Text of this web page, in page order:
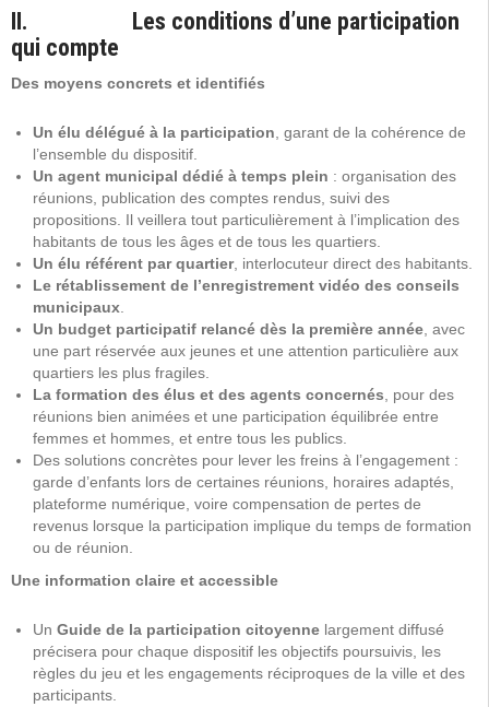
II. Les conditions d’une participation
qui compte
Des moyens concrets et identifiés
Un élu délégué à la participation , garant de la cohérence de
l’ensemble du dispositif.
Un agent municipal dédié à temps plein : organisation des
réunions, publication des comptes rendus, suivi des
propositions. Il veillera tout particulièrement à l’implication des
habitants de tous les âges et de tous les quartiers.
Un élu référent par quartier, interlocuteur direct des habitants.
Le rétablissement de l’enregistrement vidéo des conseils
municipaux
Un budget participatif relancé dès la première année , avec
une part réservée aux jeunes et une attention particulière aux
quartiers les plus fragiles.
La formation des élus et des agents concernés , pour des
réunions bien animées et une participation équilibrée entre
femmes et hommes, et entre tous les publics.
Des solutions concrètes pour lever les freins à l’engagement :
garde d’enfants lors de certaines réunions, horaires adaptés,
plateforme numérique, voire compensation de pertes de
revenus lorsque la participation implique du temps de formation
ou de réunion.
Une information claire et accessible
Un Guide de la participation citoyenne largement diffusé
précisera pour chaque dispositif les objectifs poursuivis, les
règles du jeu et les engagements réciproques de la ville et des
participants.